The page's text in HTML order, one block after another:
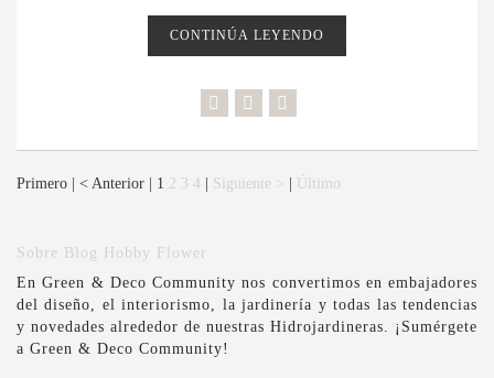
CONTINÚA LEYENDO
Primero < Anterior 1 2 3 4 Siguiente > Último
Sobre Blog Hobby Flower
En Green & Deco Community nos convertimos en embajadores
del diseño, el interiorismo, la jardinería y todas las tendencias
y novedades alrededor de nuestras Hidrojardineras. ¡Sumérgete
a Green & Deco Community!